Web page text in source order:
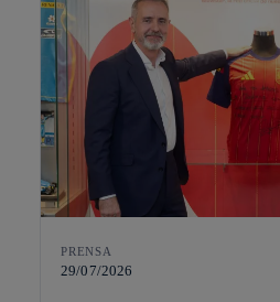
PRENSA
29/07/2026